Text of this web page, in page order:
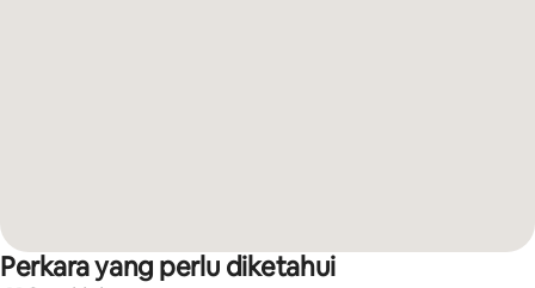
Perkara yang perlu diketahui